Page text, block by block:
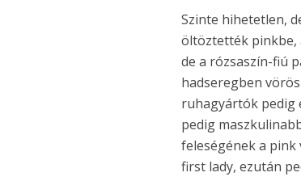
Szinte hihetetlen,
öltöztették pinkbe,
de a rózsaszín-fiú
hadseregben
ruhagyártók pedig
pedig
feleségének a pink
first lady, ezután